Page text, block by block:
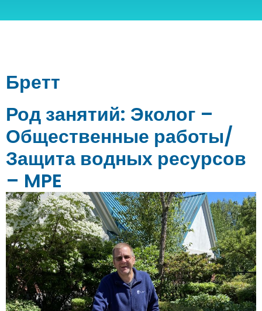
Бретт
Род занятий: Эколог –
Общественные работы/
Защита водных ресурсов
– MPE